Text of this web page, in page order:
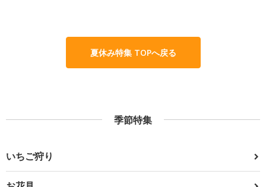
夏休み特集 TOPへ戻る
季節特集
いちご狩り